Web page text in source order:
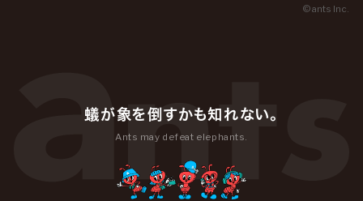
蟻が象を倒すかも知れない。
Ants may defeat elephants.
© ants Inc.